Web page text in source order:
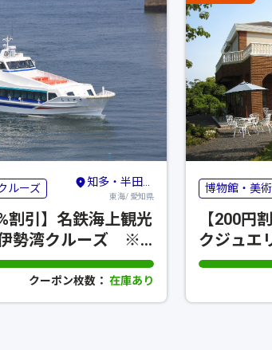
ルーズ 知多・半田・常滑
東海/ 愛知県
割引】名鉄海上観光
勢湾クルーズ ※
554】※
クーポン枚数：在庫あり
博物館・美
【200円
クジュエ